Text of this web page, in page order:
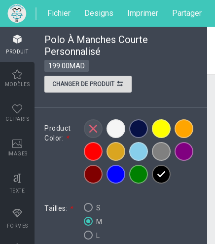
Fichier Designs Imprimer Partager
PRODUIT
MODÈLES
CLIPARTS
IMAGES
TEXTE
FORMES
Polo À Manches Courte
Personnalisé
199.00MAD
CHANGER DE PRODUIT
Product
Color: *
Tailles: *
S
M